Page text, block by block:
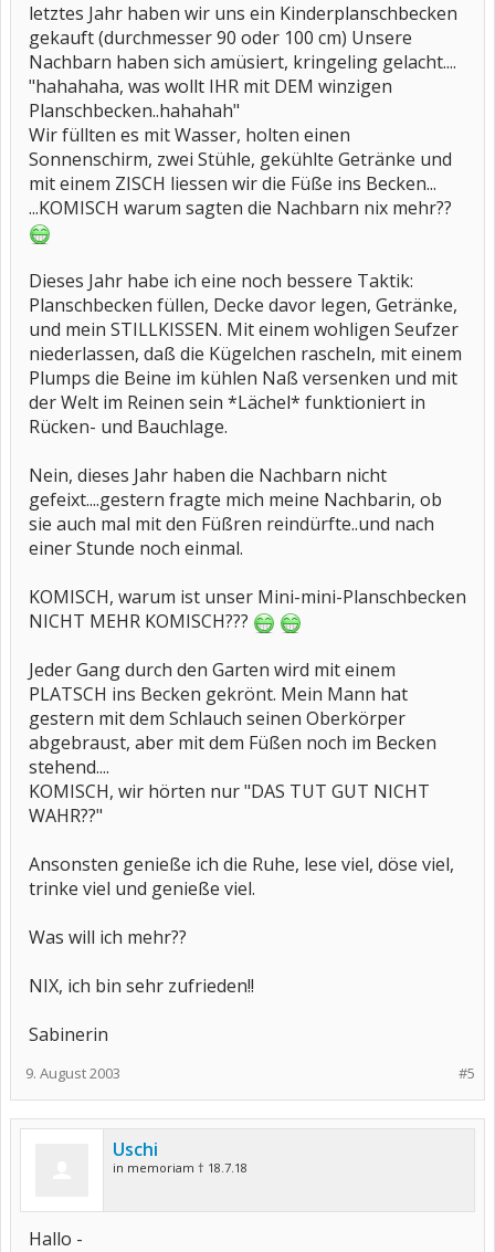
letztes Jahr haben wir uns ein Kinderplanschbecken
gekauft (durchmesser 90 oder 100 cm) Unsere
Nachbarn haben sich amüsiert, kringeling gelacht....
"hahahaha, was wollt IHR mit DEM winzigen
Planschbecken..hahahah"
Wir füllten es mit Wasser, holten einen
Sonnenschirm, zwei Stühle, gekühlte Getränke und
mit einem ZISCH liessen wir die Füße ins Becken...
...KOMISCH warum sagten die Nachbarn nix mehr??
Dieses Jahr habe ich eine noch bessere Taktik:
Planschbecken füllen, Decke davor legen, Getränke,
und mein STILLKISSEN. Mit einem wohligen Seufzer
niederlassen, daß die Kügelchen rascheln, mit einem
Plumps die Beine im kühlen Naß versenken und mit
der Welt im Reinen sein *Lächel* funktioniert in
Rücken- und Bauchlage.
Nein, dieses Jahr haben die Nachbarn nicht
gefeixt....gestern fragte mich meine Nachbarin, ob
sie auch mal mit den Füßren reindürfte..und nach
einer Stunde noch einmal.
KOMISCH, warum ist unser Mini-mini-Planschbecken
NICHT MEHR KOMISCH???
Jeder Gang durch den Garten wird mit einem
PLATSCH ins Becken gekrönt. Mein Mann hat
gestern mit dem Schlauch seinen Oberkörper
abgebraust, aber mit dem Füßen noch im Becken
stehend....
KOMISCH, wir hörten nur "DAS TUT GUT NICHT
WAHR??"
Ansonsten genieße ich die Ruhe, lese viel, döse viel,
trinke viel und genieße viel.
Was will ich mehr??
NIX, ich bin sehr zufrieden!!
Sabinerin
#5
9. August 2003
Uschi
in memoriam † 18.7.18
Hallo -